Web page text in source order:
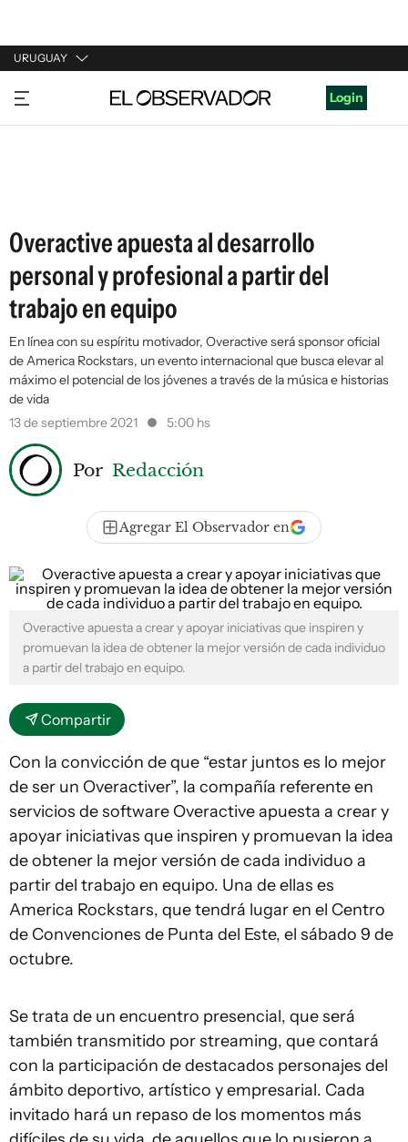
URUGUAY
URUGUAY
ARGENTINA
Login
Overactive apuesta al desarrollo
personal y profesional a partir del
trabajo en equipo
En línea con su espíritu motivador, Overactive será sponsor oficial
de America Rockstars, un evento internacional que busca elevar al
máximo el potencial de los jóvenes a través de la música e historias
de vida
13 de septiembre 2021
5:00 hs
Por Redacción
Agregar El Observador en
Overactive apuesta a crear y apoyar iniciativas que inspiren y
promuevan la idea de obtener la mejor versión de cada individuo
a partir del trabajo en equipo.
Compartir
Con la convicción de que “estar juntos es lo mejor
de ser un Overactiver”, la compañía referente en
servicios de software Overactive apuesta a crear y
apoyar iniciativas que inspiren y promuevan la idea
de obtener la mejor versión de cada individuo a
partir del trabajo en equipo. Una de ellas es
America Rockstars, que tendrá lugar en el Centro
de Convenciones de Punta del Este, el sábado 9 de
octubre.
Se trata de un encuentro presencial, que será
también transmitido por streaming, que contará
con la participación de destacados personajes del
ámbito deportivo, artístico y empresarial. Cada
invitado hará un repaso de los momentos más